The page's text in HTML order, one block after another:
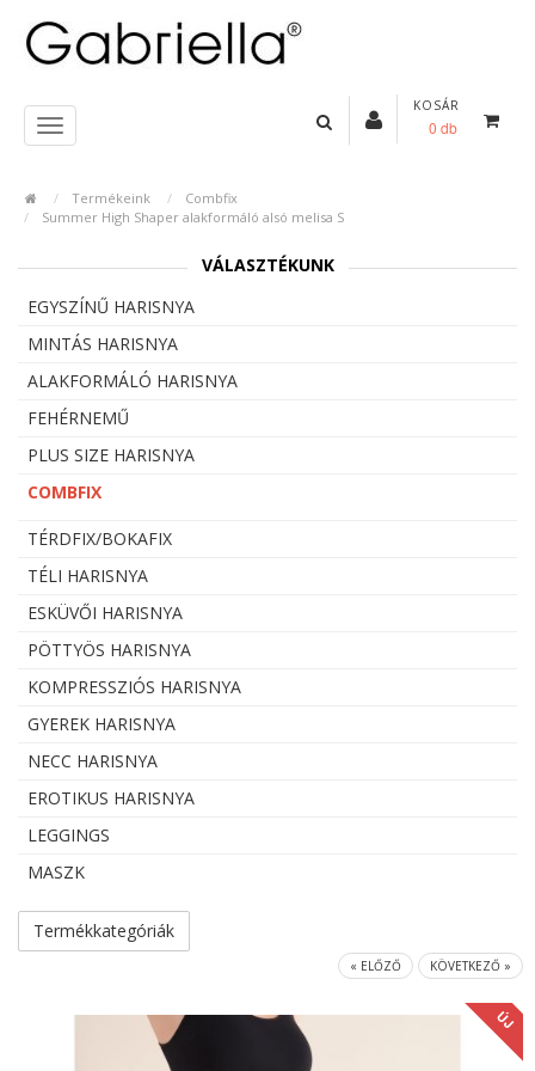
KOSÁR
0 db
Termékeink
Combfix
Summer High Shaper alakformáló alsó melisa S
VÁLASZTÉKUNK
EGYSZÍNŰ HARISNYA
MINTÁS HARISNYA
ALAKFORMÁLÓ HARISNYA
FEHÉRNEMŰ
PLUS SIZE HARISNYA
COMBFIX
TÉRDFIX/BOKAFIX
TÉLI HARISNYA
ESKÜVŐI HARISNYA
PÖTTYÖS HARISNYA
KOMPRESSZIÓS HARISNYA
GYEREK HARISNYA
NECC HARISNYA
EROTIKUS HARISNYA
LEGGINGS
MASZK
Termékkategóriák
« ELŐZŐ KÖVETKEZŐ »
ÚJ